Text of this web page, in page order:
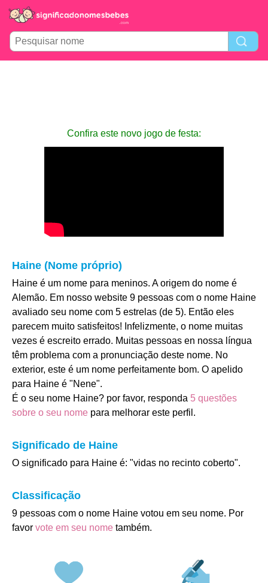
Confira este novo jogo de festa:
Haine (Nome próprio)
Haine é um nome para meninos. A origem do nome é
Alemão. Em nosso website 9 pessoas com o nome Haine
avaliado seu nome com 5 estrelas (de 5). Então eles
parecem muito satisfeitos! Infelizmente, o nome muitas
vezes é escreito errado. Muitas pessoas en nossa língua
têm problema com a pronunciação deste nome. No
exterior, este é um nome perfeitamente bom. O apelido
para Haine é "Nene".
É o seu nome Haine? por favor, responda 5 questões
sobre o seu nome para melhorar este perfil.
Significado de Haine
O significado para Haine é: "vidas no recinto coberto".
Classificação
9 pessoas com o nome Haine votou em seu nome. Por
favor vote em seu nome também.